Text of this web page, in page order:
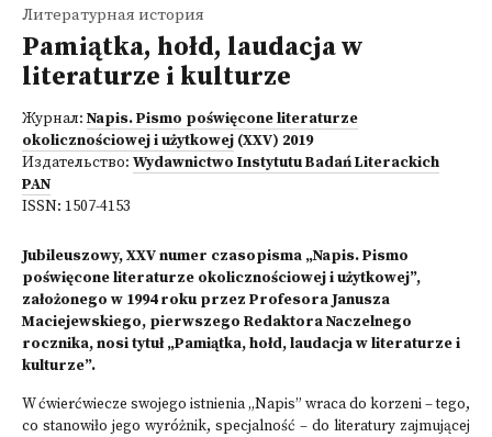
Литературная история
Pamiątka, hołd, laudacja w
literaturze i kulturze
Журнал: Napis. Pismo poświęcone literaturze
okolicznościowej i użytkowej (XXV) 2019
Издательство: Wydawnictwo Instytutu Badań Literackich
PAN
ISSN: 1507-4153
Jubileuszowy, XXV numer czasopisma „Napis. Pismo
poświęcone literaturze okolicznościowej i użytkowej”,
założonego w 1994 roku przez Profesora Janusza
Maciejewskiego, pierwszego Redaktora Naczelnego
rocznika, nosi tytuł „Pamiątka, hołd, laudacja w literaturze i
kulturze”.
W ćwierćwiecze swojego istnienia „Napis” wraca do korzeni – tego,
co stanowiło jego wyróżnik, specjalność – do literatury zajmującej